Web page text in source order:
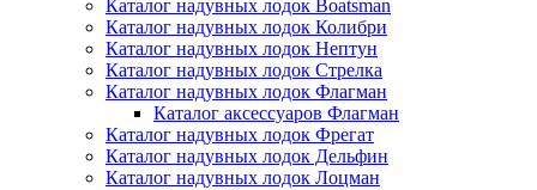
Каталог надувных лодок Boatsman
Каталог надувных лодок Колибри
Каталог надувных лодок Нептун
Каталог надувных лодок Стрелка
Каталог надувных лодок Флагман
Каталог аксессуаров Флагман
Каталог надувных лодок Фрегат
Каталог надувных лодок Дельфин
Каталог надувных лодок Лоцман